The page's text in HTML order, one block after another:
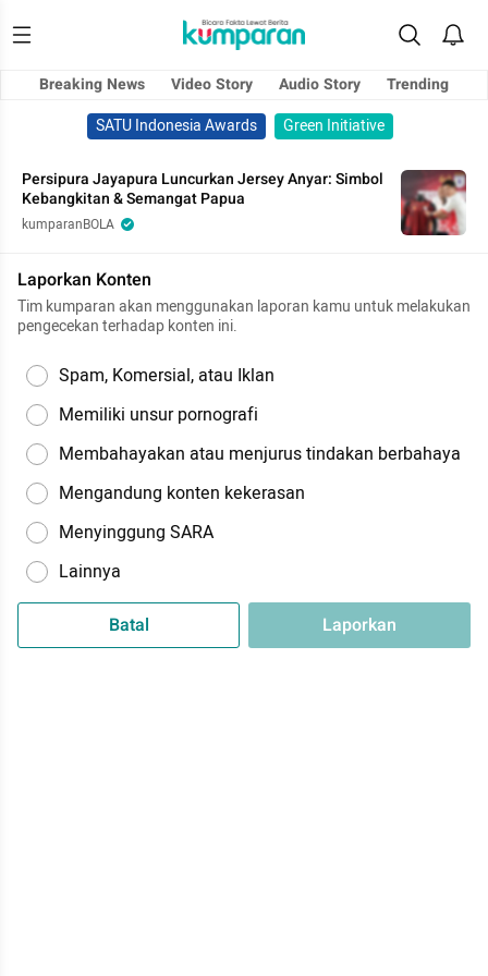
Breaking News Video Story Audio Story
Trending
SATU Indonesia Awards
Green Initiative
Persipura Jayapura Luncurkan Jersey Anyar: Simbol
Kebangkitan & Semangat Papua
kumparanBOLA
Laporkan Konten
Tim kumparan akan menggunakan laporan kamu untuk melakukan
pengecekan terhadap konten ini.
Spam, Komersial, atau Iklan
Memiliki unsur pornografi
Membahayakan atau menjurus tindakan berbahaya
Mengandung konten kekerasan
Menyinggung SARA
Lainnya
Batal Laporkan